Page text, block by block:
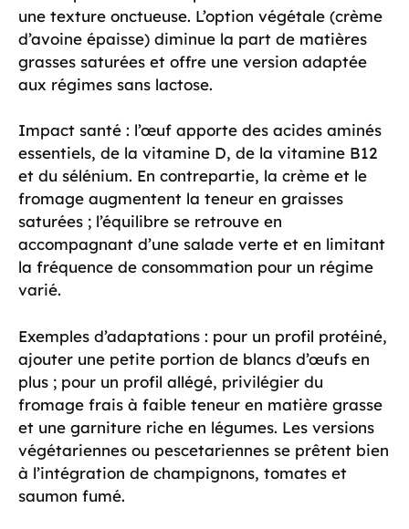
une texture onctueuse. L’option végétale (crème
d’avoine épaisse) diminue la part de matières
grasses saturées et offre une version adaptée
aux régimes sans lactose.
Impact santé : l’œuf apporte des acides aminés
essentiels, de la vitamine D, de la vitamine B12
et du sélénium. En contrepartie, la crème et le
fromage augmentent la teneur en graisses
saturées ; l’équilibre se retrouve en
accompagnant d’une salade verte et en limitant
la fréquence de consommation pour un régime
varié.
Exemples d’adaptations : pour un profil protéiné,
ajouter une petite portion de blancs d’œufs en
plus ; pour un profil allégé, privilégier du
fromage frais à faible teneur en matière grasse
et une garniture riche en légumes. Les versions
végétariennes ou pescetariennes se prêtent bien
à l’intégration de champignons, tomates et
saumon fumé.